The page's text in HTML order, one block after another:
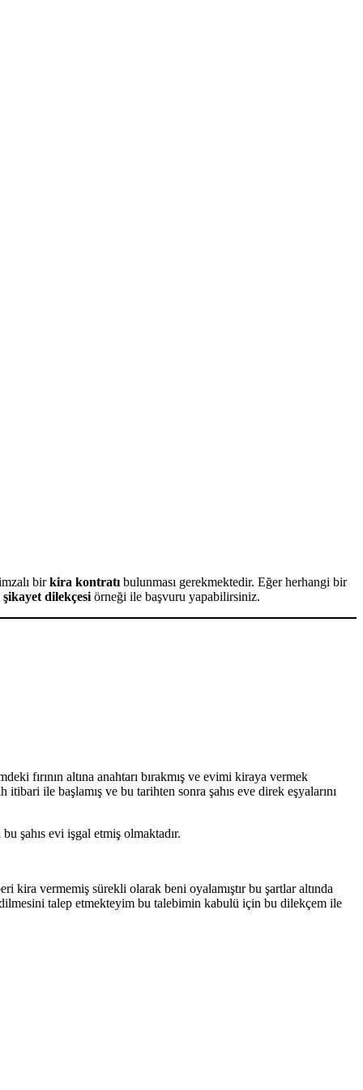
birkira kontratıbulunması gerekmektedir. Eğer herhangi bir
dilekçesiörneği ile başvuru yapabilirsiniz.
fırının altına anahtarı bırakmış ve evimi kiraya vermek
ile başlamış ve bu tarihten sonra şahıs eve direk eşyalarını
şahıs evi işgal etmiş olmaktadır.
kira vermemiş sürekli olarak beni oyalamıştır bu şartlar altında
talep etmekteyim bu talebimin kabulü için bu dilekçem ile